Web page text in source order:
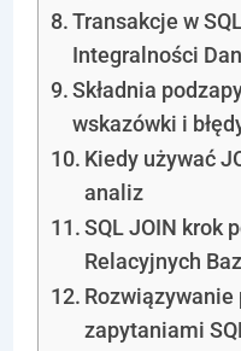
Transakcje w
Integralności
Składnia
wskazówki i
Kiedy używać
analiz
SQL JOIN krok
Relacyjnych
zapytaniami